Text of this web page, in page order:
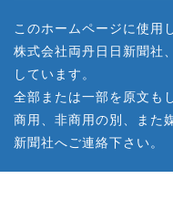
このホームページに使用
株式会社両丹日日新聞社
しています。
全部または一部を原文も
商用、非商用の別、また
新聞社へご連絡下さい。